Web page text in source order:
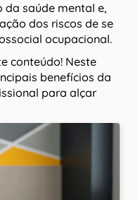
da saúde mental e,
dos riscos de se
ocupacional.
conteúdo! Neste
benefícios da
para alçar